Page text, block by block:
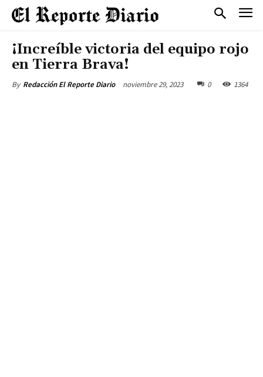
¡Increíble victoria del equipo rojo
en Tierra Brava!
By Redacción El Reporte Diario noviembre 29, 2023 0 1364